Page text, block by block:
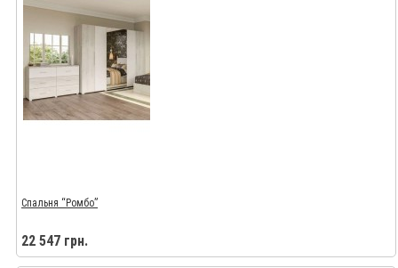
Спальня “Ромбо”
22 547 грн.